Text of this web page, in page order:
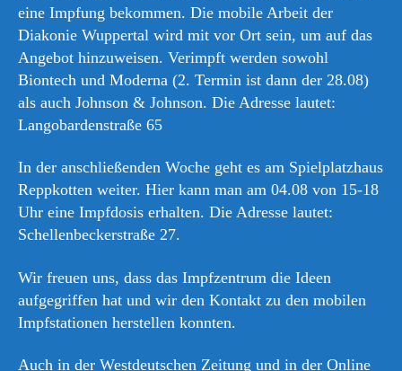
eine Impfung bekommen. Die mobile Arbeit der
Diakonie Wuppertal wird mit vor Ort sein, um auf das
Angebot hinzuweisen. Verimpft werden sowohl
Biontech und Moderna (2. Termin ist dann der 28.08)
als auch Johnson & Johnson. Die Adresse lautet:
Langobardenstraße 65
In der anschließenden Woche geht es am Spielplatzhaus
Reppkotten weiter. Hier kann man am 04.08 von 15-18
Uhr eine Impfdosis erhalten. Die Adresse lautet:
Schellenbeckerstraße 27.
Wir freuen uns, dass das Impfzentrum die Ideen
aufgegriffen hat und wir den Kontakt zu den mobilen
Impfstationen herstellen konnten.
Auch in der Westdeutschen Zeitung und in der Online